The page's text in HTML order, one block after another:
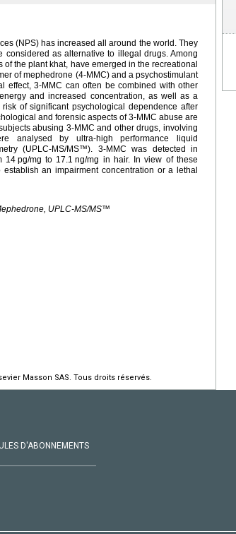
(NPS) has increased all around the world. They
as alternative to illegal drugs. Among
the plant khat, have emerged in the recreational
of mephedrone (4-MMC) and a psychostimulant
effect, 3-MMC can often be combined with other
and increased concentration, as well as a
of significant psychological dependence after
and forensic aspects of 3-MMC abuse are
abusing 3-MMC and other drugs, involving
analysed by ultra-high performance liquid
(UPLC-MS/MS™). 3-MMC was detected in
14 pg/mg to 17.1 ng/mg in hair. In view of these
an impairment concentration or a lethal
UPLC-MS/MS™
Masson SAS. Tous droits réservés.
D'ABONNEMENTS